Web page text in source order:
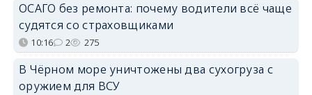
ОСАГО без ремонта: почему водители всё чаще
судятся со страховщиками
10:16 2 275
В Чёрном море уничтожены два сухогруза с
оружием для ВСУ